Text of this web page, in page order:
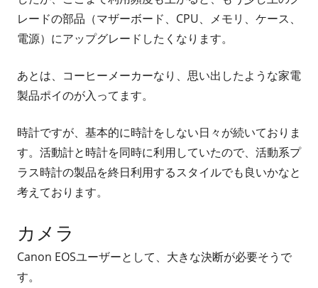
レードの部品（マザーボード、CPU、メモリ、ケース、
電源）にアップグレードしたくなります。
あとは、コーヒーメーカーなり、思い出したような家電
製品ポイのが入ってます。
時計ですが、基本的に時計をしない日々が続いておりま
す。活動計と時計を同時に利用していたので、活動系プ
ラス時計の製品を終日利用するスタイルでも良いかなと
考えております。
カメラ
Canon EOSユーザーとして、大きな決断が必要そうで
す。